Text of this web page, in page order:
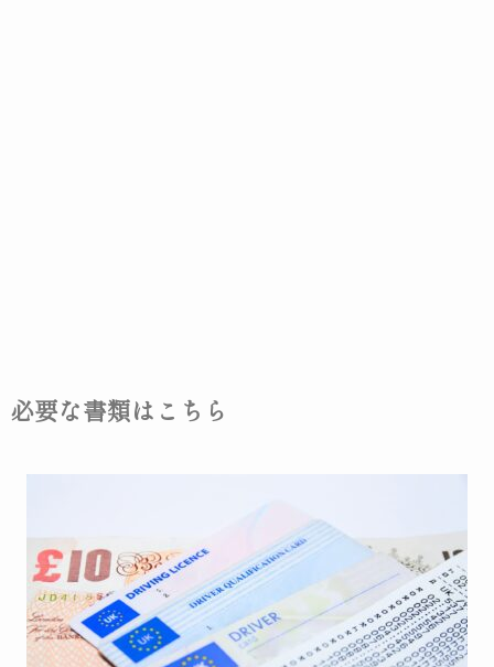
必要な書類はこちら